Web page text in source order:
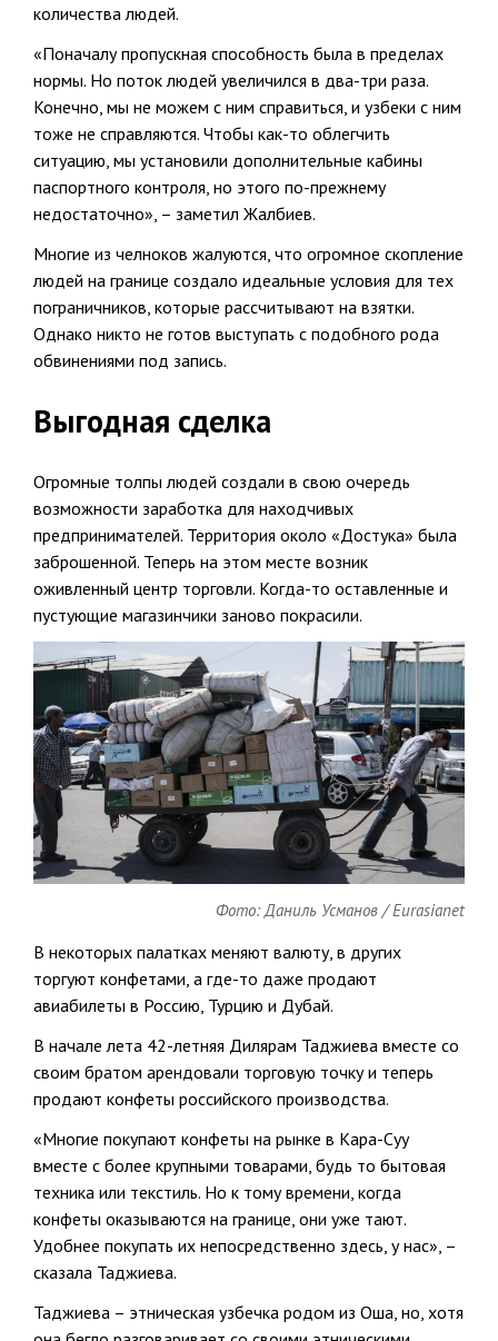
количества людей.
«Поначалу пропускная способность была в пределах
нормы. Но поток людей увеличился в два-три раза.
Конечно, мы не можем с ним справиться, и узбеки с ним
тоже не справляются. Чтобы как-то облегчить
ситуацию, мы установили дополнительные кабины
паспортного контроля, но этого по-прежнему
недостаточно», – заметил Жалбиев.
Многие из челноков жалуются, что огромное скопление
людей на границе создало идеальные условия для тех
пограничников, которые рассчитывают на взятки.
Однако никто не готов выступать с подобного рода
обвинениями под запись.
Выгодная сделка
Огромные толпы людей создали в свою очередь
возможности заработка для находчивых
предпринимателей. Территория около «Достука» была
заброшенной. Теперь на этом месте возник
оживленный центр торговли. Когда-то оставленные и
пустующие магазинчики заново покрасили.
Фото: Даниль Усманов / Eurasianet
В некоторых палатках меняют валюту, в других
торгуют конфетами, а где-то даже продают
авиабилеты в Россию, Турцию и Дубай.
В начале лета 42-летняя Дилярам Таджиева вместе со
своим братом арендовали торговую точку и теперь
продают конфеты российского производства.
«Многие покупают конфеты на рынке в Кара-Суу
вместе с более крупными товарами, будь то бытовая
техника или текстиль. Но к тому времени, когда
конфеты оказываются на границе, они уже тают.
Удобнее покупать их непосредственно здесь, у нас», –
сказала Таджиева.
Таджиева – этническая узбечка родом из Оша, но, хотя